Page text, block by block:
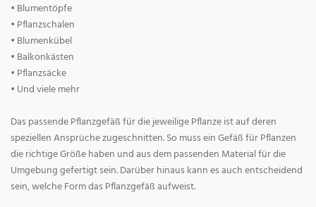
• Blumentöpfe
• Pflanzschalen
• Blumenkübel
• Balkonkästen
• Pflanzsäcke
• Und viele mehr
Das passende Pflanzgefäß für die jeweilige Pflanze ist auf deren
speziellen Ansprüche zugeschnitten. So muss ein Gefäß für Pflanzen
die richtige Größe haben und aus dem passenden Material für die
Umgebung gefertigt sein. Darüber hinaus kann es auch entscheidend
sein, welche Form das Pflanzgefäß aufweist.